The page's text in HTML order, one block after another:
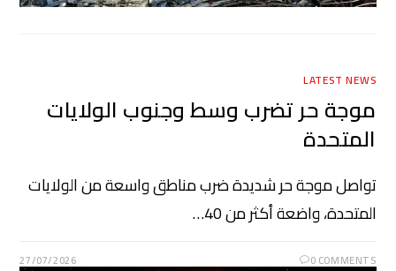
LATEST NEWS
موجة حر تضرب وسط وجنوب الولايات
المتحدة
تواصل موجة حر شديدة ضرب مناطق واسعة من الولايات
المتحدة، واضعة أكثر من 40…
0 COMMENTS
27/07/2026